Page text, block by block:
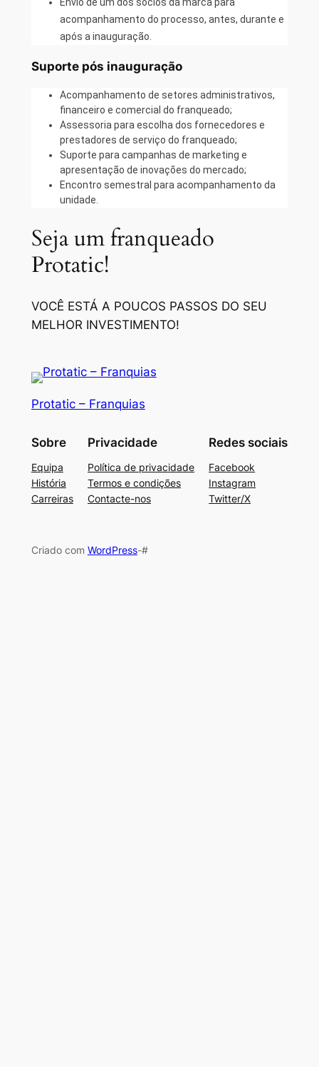
acompanhamento do processo, antes, durante e
após a inauguração.
Suporte pós inauguração
Acompanhamento de setores administrativos,
financeiro e comercial do franqueado;
Assessoria para escolha dos fornecedores e
prestadores de serviço do franqueado;
Suporte para campanhas de marketing e
apresentação de inovações do mercado;
Encontro semestral para acompanhamento da
unidade.
Seja um franqueado
Protatic!
VOCÊ ESTÁ A POUCOS PASSOS DO SEU
MELHOR INVESTIMENTO!
Protatic – Franquias
Sobre
Equipa
História
Carreiras
Privacidade
Política de privacidade
Termos e condições
Contacte-nos
Redes sociais
Facebook
Instagram
Twitter/X
Criado com WordPress-#